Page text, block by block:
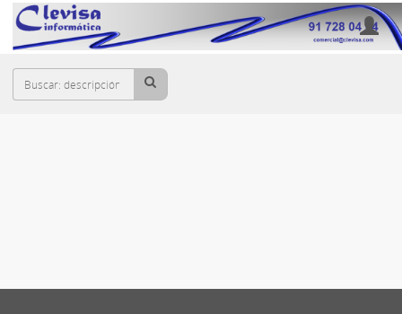
Cesta
CONMUTADORES KVM